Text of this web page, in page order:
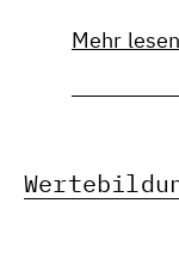
Mehr lesen